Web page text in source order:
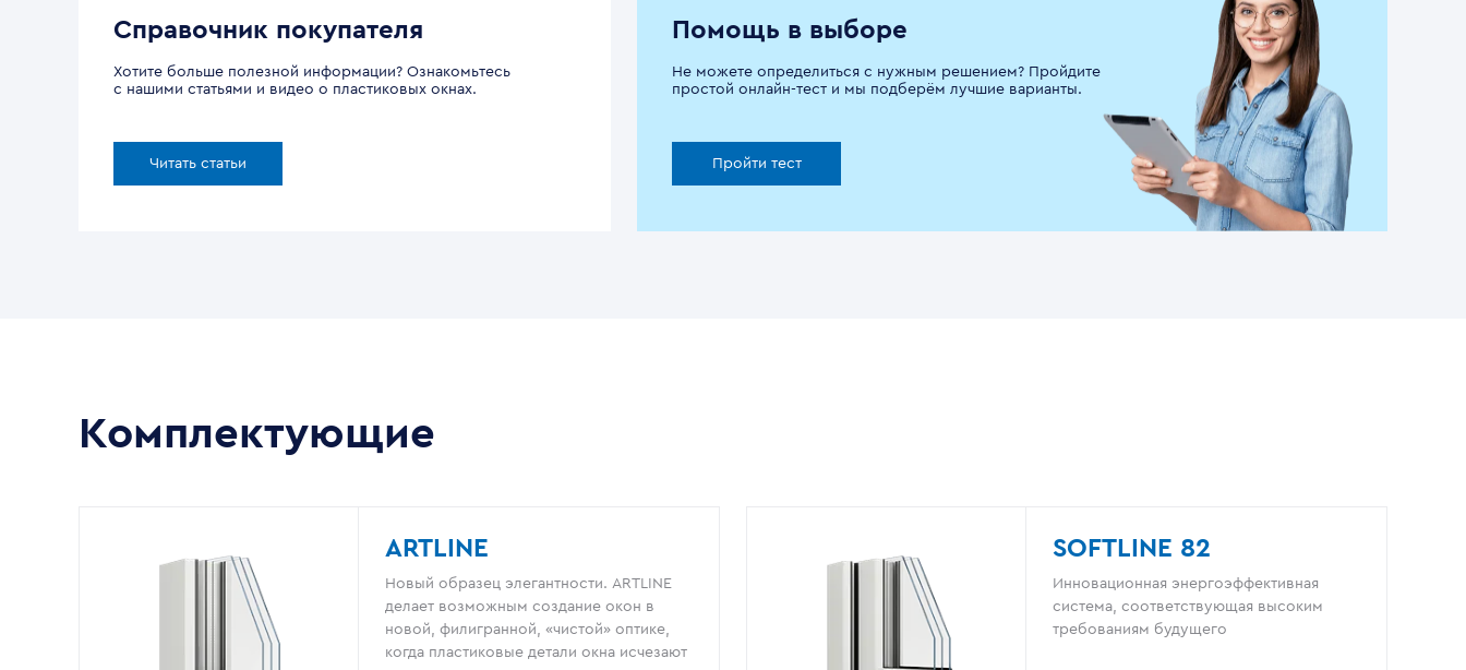
Справочник покупателя
Хотите больше полезной информации? Ознакомьтесь
с нашими статьями и видео о пластиковых окнах.
Читать статьи
Помощь в выборе
Не можете определиться с нужным решением? Пройдите
простой онлайн-тест и мы подберём лучшие варианты.
Пройти тест
Комплектующие
ARTLINE
Новый образец элегантности. ARTLINE
делает возможным создание окон в
новой, филигранной, «чистой» оптике,
когда пластиковые детали окна исчезают
SOFTLINE 82
Инновационная энергоэффективная
система, соответствующая высоким
требованиям будущего